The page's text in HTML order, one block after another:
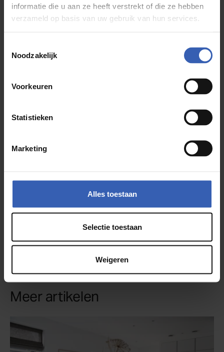
informatie die u aan ze heeft verstrekt of die ze hebben
verzameld op basis van uw gebruik van hun services.
Noodzakelijk
Voorkeuren
Statistieken
Marketing
Alles toestaan
Selectie toestaan
Weigeren
Bewonder dit type
keuken in onze
Meer artikelen